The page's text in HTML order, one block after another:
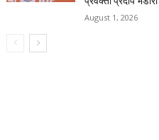
August 1, 2026